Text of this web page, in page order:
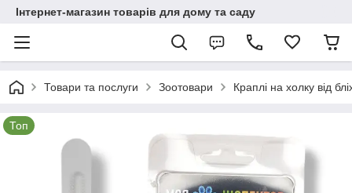
Інтернет-магазин товарів для дому та саду
Товари та послуги Зоотовари Краплі на холку від
Топ